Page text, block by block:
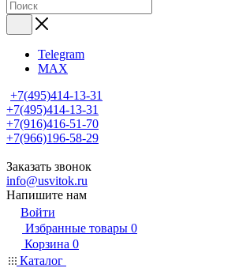
Telegram
MAX
+7(495)414-13-31
+7(495)414-13-31
+7(916)416-51-70
+7(966)196-58-29
Заказать звонок
info@usvitok.ru
Напишите нам
Войти
Избранные товары 0
Корзина 0
Каталог